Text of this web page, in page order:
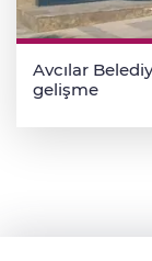
Avcılar
gelişme